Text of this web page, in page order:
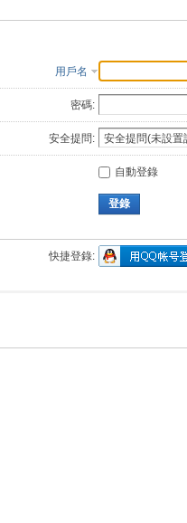
用戶名
密碼:
安全提問:
自動登錄
登錄
快捷登錄: